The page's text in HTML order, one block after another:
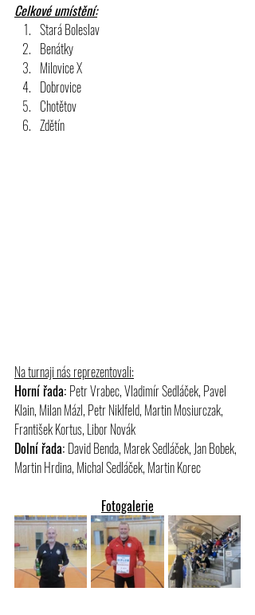
Celkové umístění:
Stará Boleslav
Benátky
Milovice X
Dobrovice
Chotětov
Zdětín
Na turnaji nás reprezentovali:
Horní řada: Petr Vrabec, Vladimír Sedláček, Pavel
Klain, Milan Mázl, Petr Niklfeld, Martin Mosiurczak,
František Kortus, Libor Novák
Dolní řada: David Benda, Marek Sedláček, Jan Bobek,
Martin Hrdina, Michal Sedláček, Martin Korec
Fotogalerie